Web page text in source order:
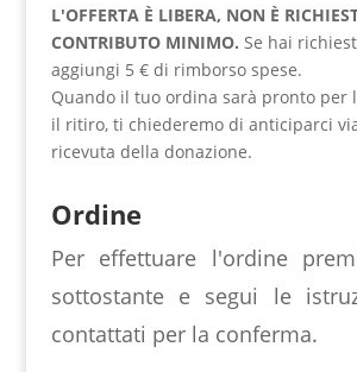
L'OFFERTA È LIBERA, NON È
CONTRIBUTO MINIMO. Se hai
aggiungi 5 € di rimborso spese.
Quando il tuo ordina sarà pronto per
il ritiro, ti chiederemo di anticiparci
ricevuta della donazione.
Ordine
Per effettuare l'ordine
sottostante e segui le
contattati per la conferma.